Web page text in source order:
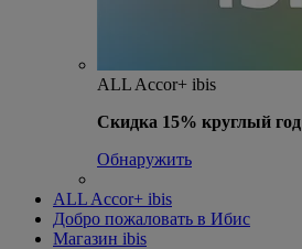
ALL Accor+ ibis
Скидка 15% круглый год
Обнаружить
ALL Accor+ ibis
Добро пожаловать в Ибис
Магазин ibis